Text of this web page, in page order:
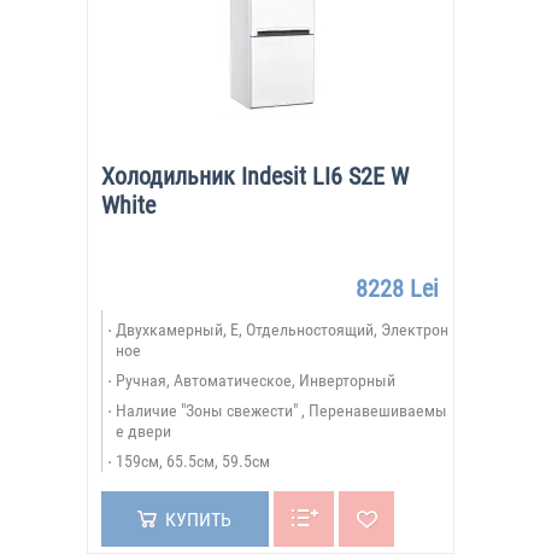
Холодильник Indesit LI6 S2E W
White
8228 Lei
Двухкамерный, E, Отдельностоящий, Электрон
ное
Ручная, Автоматическое, Инверторный
Наличие "Зоны свежести" , Перенавешиваемы
е двери
159см, 65.5см, 59.5см
КУПИТЬ